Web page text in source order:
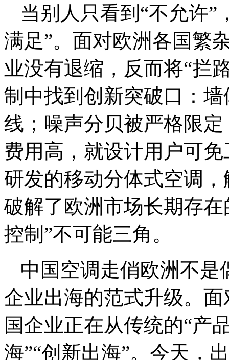
当别人只看到“不允许”
满足”。面对欧洲各国繁
业没有退缩，反而将“拦
制中找到创新突破口：
线；噪声分贝被严格限
费用高，就设计用户可
研发的移动分体式空调
破解了欧洲市场长期存
控制”不可能三角。
中国空调走俏欧洲不
企业出海的范式升级。
国企业正在从传统的“产
海”“创新出海”。今天，